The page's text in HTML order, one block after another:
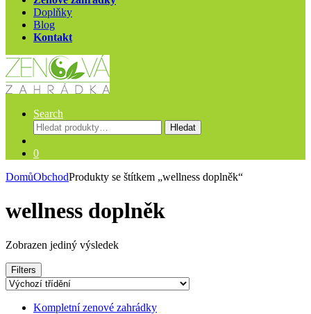
Doplňky
Blog
Kontakt
Search
Hledat:
Hledat
0
DomůObchodProdukty se štítkem „wellness doplněk“
wellness doplněk
Zobrazen jediný výsledek
Filters
Kompletní zenové zahrádky